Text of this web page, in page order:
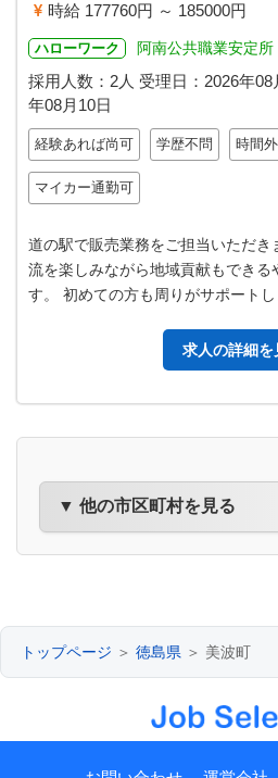
時給 177760円 ～ 185000円
ハローワーク 阿南公共職業安定
採用人数：2人 受理日： 2026年08
年08月10日
経験あれば尚可 学歴不問 時間
マイカー通勤可
道の駅で販売業務をご担当いただ
流を楽しみながら地域貢献もでき
す。 初めての方も周りがサポートし
求人の詳細を
▼ 他の市区町村を見る
トップページ ＞ 徳島県 ＞ 美波町